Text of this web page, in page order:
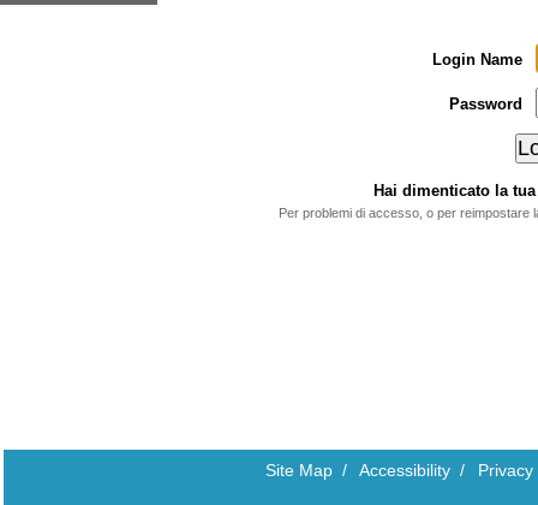
Login Name
Password
Hai dimenticato la
Per problemi di accesso, o per reimpostare
Site Map / Accessibility / Privacy